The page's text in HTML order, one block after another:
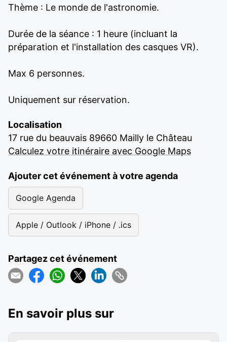
Thème : Le monde de l'astronomie.
Durée de la séance : 1 heure (incluant la
préparation et l'installation des casques VR).
Max 6 personnes.
Uniquement sur réservation.
Localisation
17 rue du beauvais 89660 Mailly le Château
Calculez votre itinéraire avec Google Maps
Ajouter cet événement à votre agenda
Google Agenda
Apple / Outlook / iPhone / .ics
Partagez cet événement
En savoir plus sur